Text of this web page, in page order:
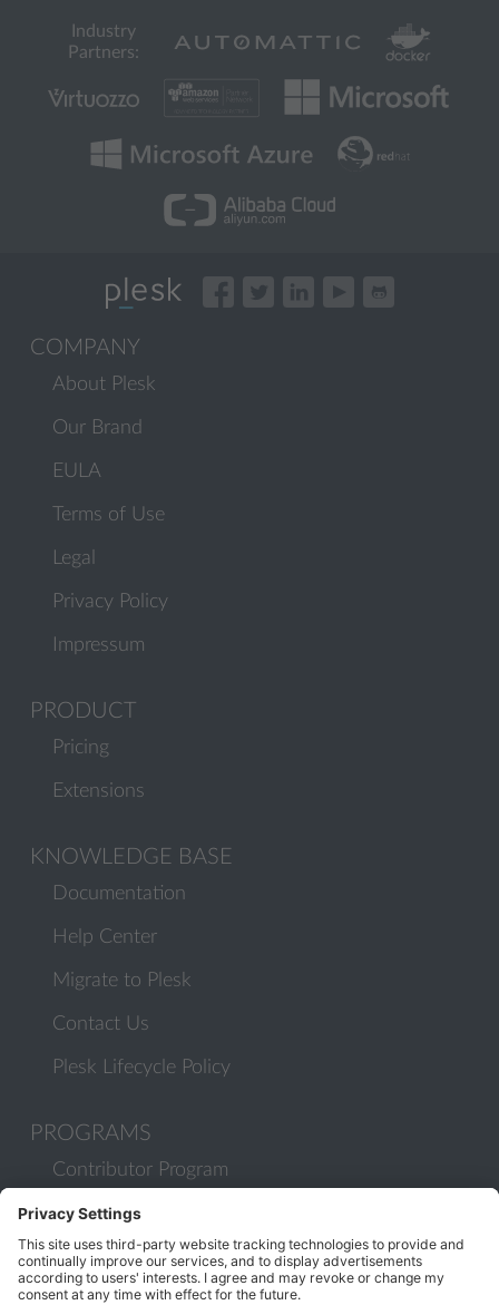
Industry
Partners:
COMPANY
About Plesk
Our Brand
EULA
Terms of Use
Legal
Privacy Policy
Impressum
PRODUCT
Pricing
Extensions
KNOWLEDGE BASE
Documentation
Help Center
Migrate to Plesk
Contact Us
Plesk Lifecycle Policy
PROGRAMS
Contributor Program
Partner Program
COMMUNITY